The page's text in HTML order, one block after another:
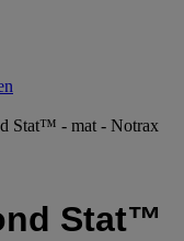
Stat™ - mat - Notrax
Stat™